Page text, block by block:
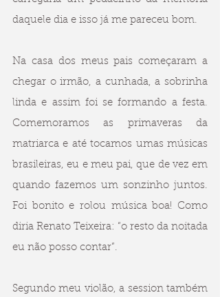
daquele dia e isso já me pareceu bom.
Na casa dos meus pais começaram a
chegar o irmão, a cunhada, a sobrinha
linda e assim foi se formando a festa.
Comemoramos as primaveras da
matriarca e até tocamos umas músicas
brasileiras, eu e meu pai, que de vez em
quando fazemos um sonzinho juntos.
Foi bonito e rolou música boa! Como
diria Renato Teixeira: “o resto da noitada
eu não posso contar”.
Segundo meu violão, a session também